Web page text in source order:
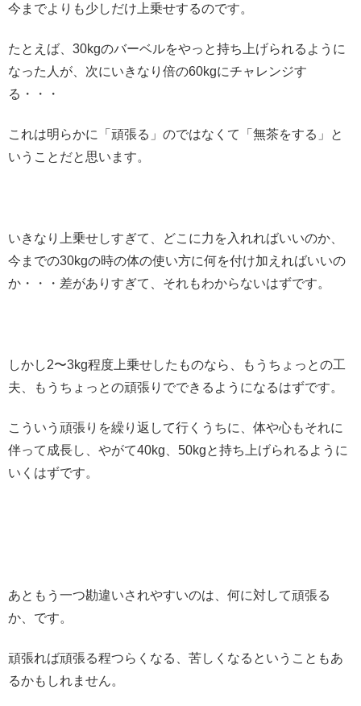
今までよりも少しだけ上乗せするのです。
たとえば、30kgのバーベルをやっと持ち上げられるように
なった人が、次にいきなり倍の60kgにチャレンジす
る・・・
これは明らかに「頑張る」のではなくて「無茶をする」と
いうことだと思います。
いきなり上乗せしすぎて、どこに力を入れればいいのか、
今までの30kgの時の体の使い方に何を付け加えればいいの
か・・・差がありすぎて、それもわからないはずです。
しかし2〜3kg程度上乗せしたものなら、もうちょっとの工
夫、もうちょっとの頑張りでできるようになるはずです。
こういう頑張りを繰り返して行くうちに、体や心もそれに
伴って成長し、やがて40kg、50kgと持ち上げられるように
いくはずです。
あともう一つ勘違いされやすいのは、何に対して頑張る
か、です。
頑張れば頑張る程つらくなる、苦しくなるということもあ
るかもしれません。